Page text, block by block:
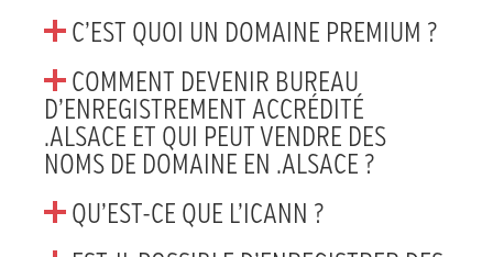
C’EST QUOI UN DOMAINE PREMIUM ?
COMMENT DEVENIR BUREAU
D’ENREGISTREMENT ACCRÉDITÉ
.ALSACE ET QUI PEUT VENDRE DES
NOMS DE DOMAINE EN .ALSACE ?
QU’EST-CE QUE L’ICANN ?